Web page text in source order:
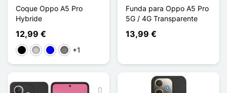
Coque Oppo A5 Pro
Hybride
12,99 €
NegroTransparente
AzulGris Transparent
+1
Funda para Oppo A5 Pro
5G / 4G Transparente
13,99 €